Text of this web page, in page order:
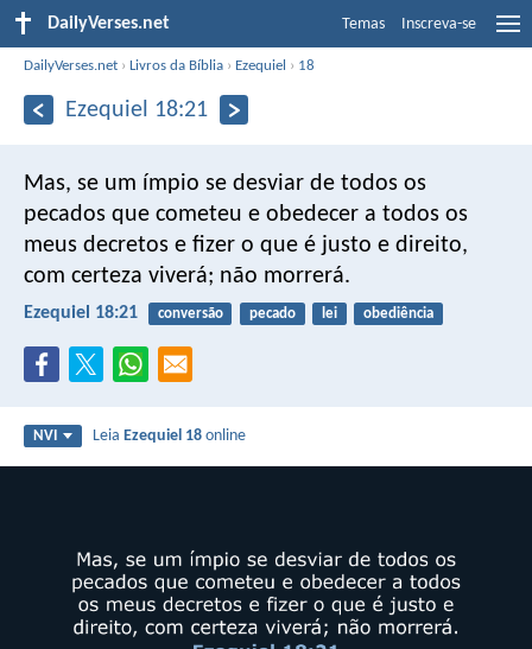
DailyVerses.net Temas Inscreva-se
DailyVerses.net ›Livros da Bíblia › Ezequiel › 18
Ezequiel 18:21
Mas, se um ímpio se desviar de todos os
pecados que cometeu e obedecer a todos os
meus decretos e fizer o que é justo e direito,
com certeza viverá; não morrerá.
Ezequiel 18:21 conversão pecado lei obediência
NVI LeiaEzequiel 18 online